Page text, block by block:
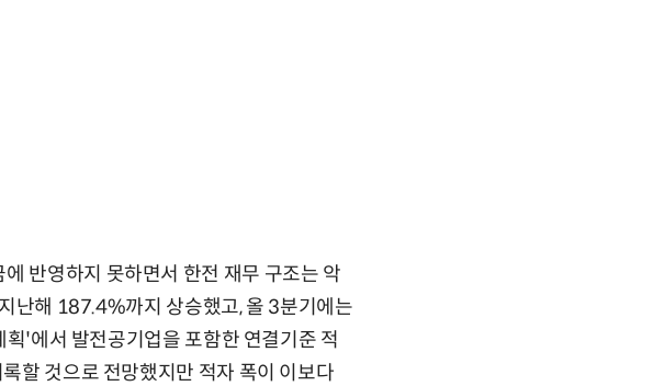
반영하지 못하면서 한전 재무 구조는 악
난해 187.4%까지 상승했고, 올 3분기에는
'에서 발전공기업을 포함한 연결기준 적
할 것으로 전망했지만 적자 폭이 이보다